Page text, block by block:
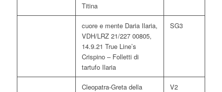
Titina
cuore e mente Daria Ilaria,
VDH/LRZ 21/227 00805,
14.9.21 True Line’s
Crispino – Folletti di
tartufo Ilaria
SG3
Cleopatra-Greta della
V2